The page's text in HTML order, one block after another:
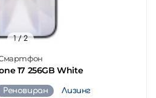
17 256GB White
1/ 2
Реновиран Лизинг